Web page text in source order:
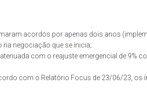
acordos por apenas dois anos
negociação que se inicia;
com o reajuste emergencial de 9%
com o Relatório Focus de 23/06/23, os